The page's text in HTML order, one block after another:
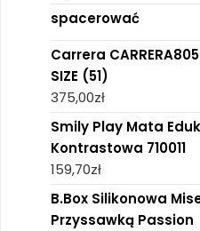
spacerować
Carrera
SIZE (51)
375,00zł
Smily Play Mata
Kontrastowa 710011
159,70zł
B.Box Silikonowa
Przyssawką Passion